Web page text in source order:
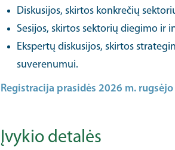
Diskusijos, skirtos konkrečių
Sesijos, skirtos sektorių diegimo ir
Ekspertų diskusijos, skirtos
suverenumui.
Registracija prasidės 2026 m.
Įvykio detalės